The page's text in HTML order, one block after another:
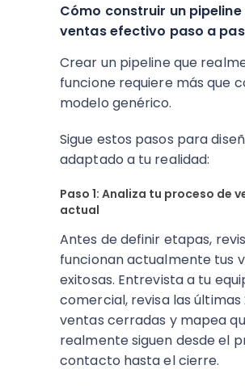
Cómo construir un pipeline
ventas efectivo paso a
Crear un pipeline que
funcione requiere más que
modelo genérico.
Sigue estos pasos para
adaptado a tu realidad:
Paso 1: Analiza tu proceso de
actual
Antes de definir etapas,
funcionan actualmente tus
exitosas. Entrevista a tu
comercial, revisa las últimas
ventas cerradas y mapea
realmente siguen desde el
contacto hasta el cierre.